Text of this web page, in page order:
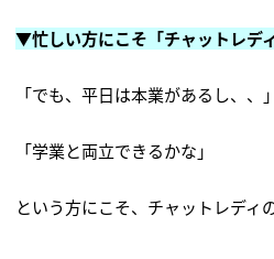
▼忙しい方にこそ「チャットレデ
「でも、平日は本業があるし、、」
「学業と両立できるかな」
という方にこそ、チャットレディ